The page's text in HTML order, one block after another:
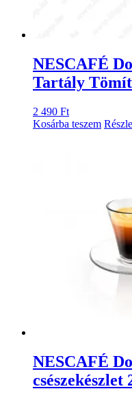
NESCAFÉ
Tartály
2 490 Ft
Kosárba teszem
NESCAFÉ
csészekészlet